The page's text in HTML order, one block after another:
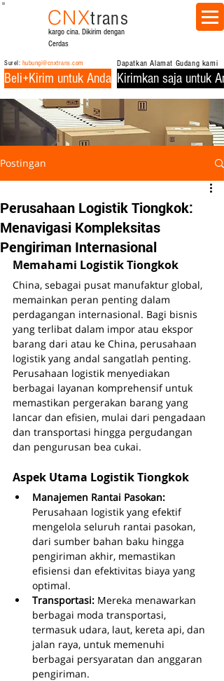
CNXtrans
kargo cina. Dikirim dengan
Cerdas
Surel: hubungi@cnxtrans.com
Beli+Kirim untuk Anda
Dapatkan Alamat Gudang kami
Kirimkan saja untuk
Postingan
Perusahaan Logistik Tiongkok:
Menavigasi Kompleksitas
Pengiriman Internasional
Memahami Logistik Tiongkok
China, sebagai pusat manufaktur global,
memainkan peran penting dalam
perdagangan internasional. Bagi bisnis
yang terlibat dalam impor atau ekspor
barang dari atau ke China, perusahaan
logistik yang andal sangatlah penting.
Perusahaan logistik menyediakan
berbagai layanan komprehensif untuk
memastikan pergerakan barang yang
lancar dan efisien, mulai dari pengadaan
dan transportasi hingga pergudangan
dan pengurusan bea cukai.
Aspek Utama Logistik Tiongkok
Manajemen Rantai Pasokan:
Perusahaan logistik yang efektif
mengelola seluruh rantai pasokan,
dari sumber bahan baku hingga
pengiriman akhir, memastikan
efisiensi dan efektivitas biaya yang
optimal.
Transportasi: Mereka menawarkan
berbagai moda transportasi,
termasuk udara, laut, kereta api, dan
jalan raya, untuk memenuhi
berbagai persyaratan dan anggaran
pengiriman.